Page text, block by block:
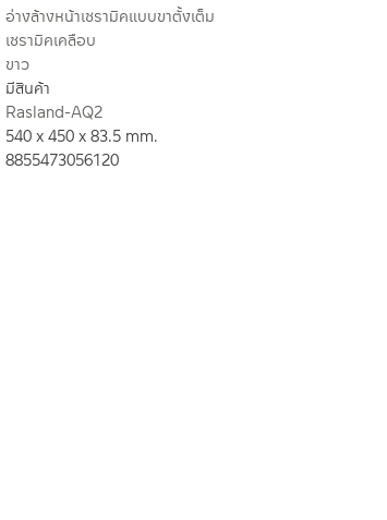
อ่างล้างหน้าเซรามิคแบบขาตั้งเต็ม
เซรามิคเคลือบ
ขาว
มีสินค้า
Rasland-AQ2
540 x 450 x 83.5 mm.
8855473056120